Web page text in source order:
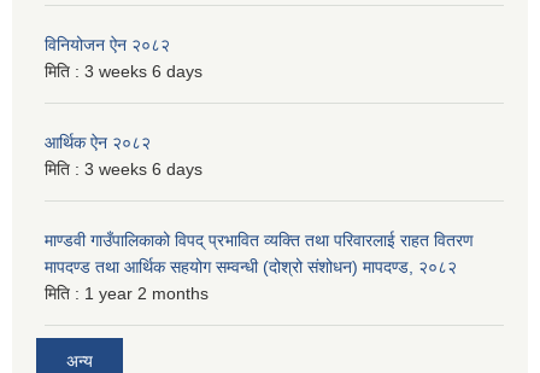
विनियोजन ऐन २०८२
मिति : 3 weeks 6 days
आर्थिक ऐन २०८२
मिति : 3 weeks 6 days
माण्डवी गाउँपालिकाको विपद् प्रभावित व्यक्ति तथा परिवारलाई राहत वितरण
मापदण्ड तथा आर्थिक सहयोग सम्वन्धी (दोश्रो संशोधन) मापदण्ड, २०८२
मिति : 1 year 2 months
अन्य